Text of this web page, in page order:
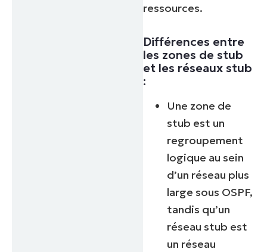
ressources.
Différences entre
les zones de stub
et les réseaux stub
:
Une zone de
stub est un
regroupement
logique au sein
d’un réseau plus
large sous OSPF,
tandis qu’un
réseau stub est
un réseau